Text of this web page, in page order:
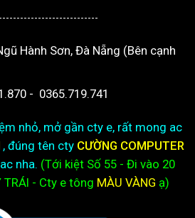
Hành Sơn, Đà Nẵng (Bên cạnh
- 0365.719.741
nhỏ, mở gần cty e, rất mong ac
, đúng tên cty CƯỜNG COMPUTER
nha. (Tới kiệtSố 55 - Đi vào 20
TRÁI - Cty e tông MÀU VÀNG ạ)